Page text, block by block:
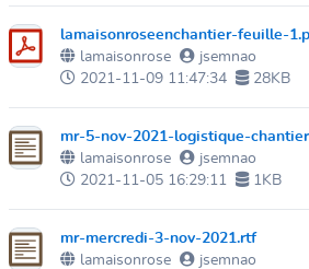
lamaisonroseenchantier-feuille-
lamaisonrose
jsemnao
2021-11-09 11:47:34
28KB
mr-5-nov-2021-logistique-
lamaisonrose
jsemnao
2021-11-05 16:29:11
1KB
mr-mercredi-3-nov-2021.rtf
lamaisonrose
jsemnao